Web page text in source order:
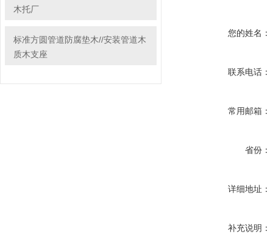
木托厂
标准方圆管道防腐垫木//安装管道木
质木支座
您的姓名：
联系电话：
常用邮箱：
省份：
详细地址：
补充说明：